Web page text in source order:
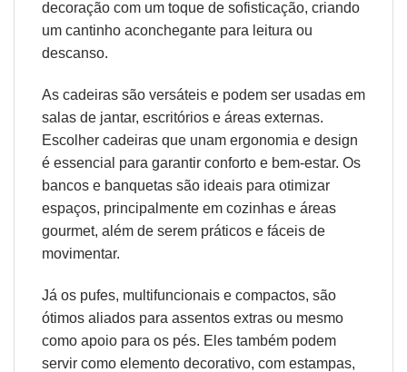
decoração com um toque de sofisticação, criando
um cantinho aconchegante para leitura ou
descanso.
As cadeiras são versáteis e podem ser usadas em
salas de jantar, escritórios e áreas externas.
Escolher cadeiras que unam ergonomia e design
é essencial para garantir conforto e bem-estar. Os
bancos e banquetas são ideais para otimizar
espaços, principalmente em cozinhas e áreas
gourmet, além de serem práticos e fáceis de
movimentar.
Já os pufes, multifuncionais e compactos, são
ótimos aliados para assentos extras ou mesmo
como apoio para os pés. Eles também podem
servir como elemento decorativo, com estampas,